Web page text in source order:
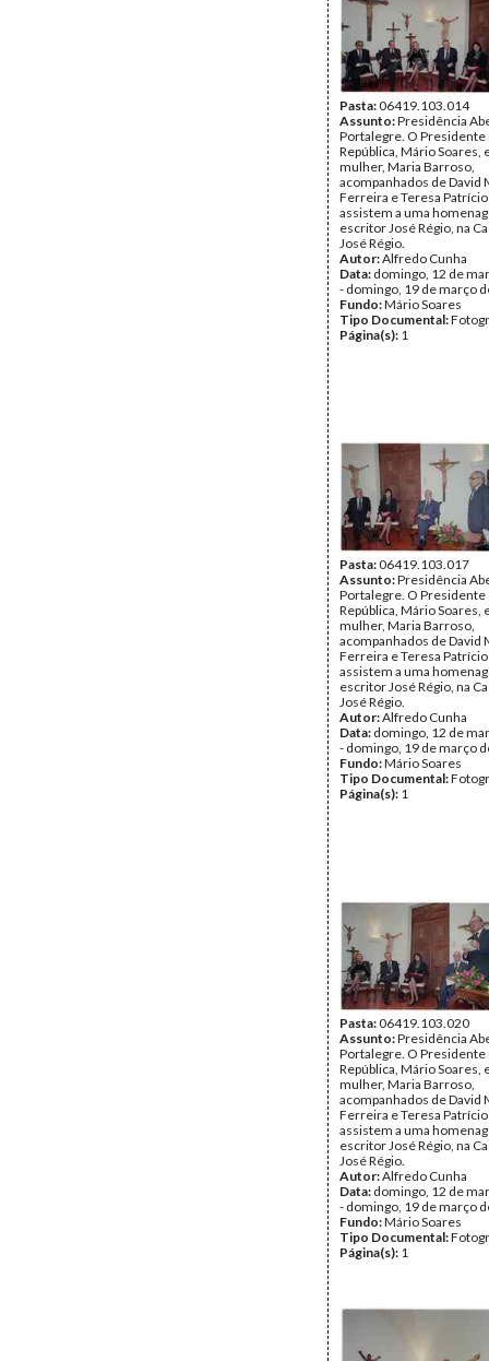
Pasta:06419.103.014
Assunto:Presidência
Portalegre. O Presidente
República, Mário Soares,
mulher, Maria Barroso,
acompanhados de David
Ferreira e Teresa
assistem a uma
escritor José Régio, na
José Régio.
Autor:Alfredo Cunha
Data: domingo, 12 de
- domingo, 19 de março
Fundo:Mário Soares
Tipo Documental:
Página(s): 1
Pasta:06419.103.017
Assunto:Presidência
Portalegre. O Presidente
República, Mário Soares,
mulher, Maria Barroso,
acompanhados de David
Ferreira e Teresa
assistem a uma
escritor José Régio, na
José Régio.
Autor:Alfredo Cunha
Data: domingo, 12 de
- domingo, 19 de março
Fundo:Mário Soares
Tipo Documental:
Página(s): 1
Pasta:06419.103.020
Assunto:Presidência
Portalegre. O Presidente
República, Mário Soares,
mulher, Maria Barroso,
acompanhados de David
Ferreira e Teresa
assistem a uma
escritor José Régio, na
José Régio.
Autor:Alfredo Cunha
Data: domingo, 12 de
- domingo, 19 de março
Fundo:Mário Soares
Tipo Documental:
Página(s): 1